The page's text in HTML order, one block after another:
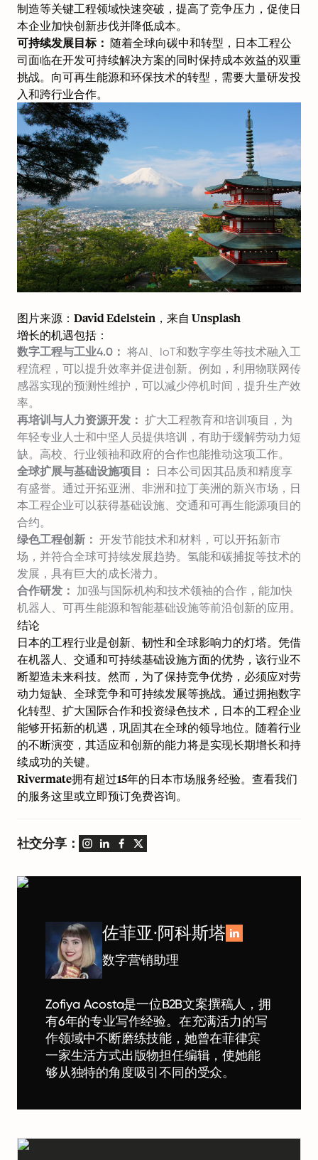
制造等关键工程领域快速突破，提高了竞争压力，促使日
本企业加快创新步伐并降低成本。
可持续发展目标： 随着全球向碳中和转型，日本工程公
司面临在开发可持续解决方案的同时保持成本效益的双重
挑战。向可再生能源和环保技术的转型，需要大量研发投
入和跨行业合作。
图片来源： David Edelstein ，来自 Unsplash
增长的机遇包括：
数字工程与工业4.0： 将AI、IoT和数字孪生等技术融入工
程流程，可以提升效率并促进创新。例如，利用物联网传
感器实现的预测性维护，可以减少停机时间，提升生产效
率。
再培训与人力资源开发： 扩大工程教育和培训项目，为
年轻专业人士和中坚人员提供培训，有助于缓解劳动力短
缺。高校、行业领袖和政府的合作也能推动这项工作。
全球扩展与基础设施项目：
日本公司因其品质和精度享
有盛誉。通过开拓亚洲、非洲和拉丁美洲的新兴市场，日
本工程企业可以获得基础设施、交通和可再生能源项目的
合约。
绿色工程创新： 开发节能技术和材料，可以开拓新市
场，并符合全球可持续发展趋势。氢能和碳捕捉等技术的
发展，具有巨大的成长潜力。
合作研发： 加强与国际机构和技术领袖的合作，能加快
机器人、可再生能源和智能基础设施等前沿创新的应用。
结论
日本的工程行业是创新、韧性和全球影响力的灯塔。凭借
在机器人、交通和可持续基础设施方面的优势，该行业不
断塑造未来科技。然而，为了保持竞争优势，必须应对劳
动力短缺、全球竞争和可持续发展等挑战。通过拥抱数字
化转型、扩大国际合作和投资绿色技术，日本的工程企业
能够开拓新的机遇，巩固其在全球的领导地位。随着行业
的不断演变，其适应和创新的能力将是实现长期增长和持
续成功的关键。
Rivermate拥有超过15年的日本市场服务经验。查看我们
的服务这里或立即预订免费咨询。
社交分享：
佐菲亚·阿科斯塔
数字营销助理
Zofiya Acosta是一位B2B文案撰稿人，拥
有6年的专业写作经验。在充满活力的写
作领域中不断磨练技能，她曾在菲律宾
一家生活方式出版物担任编辑，使她能
够从独特的角度吸引不同的受众。